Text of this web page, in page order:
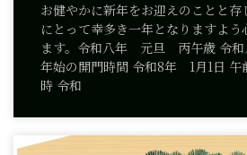
お健やかに新年をお迎えのことと存
にとって幸多き一年となりますよ
ます。令和八年 元旦 丙午歳 令
年始の開門時間 令和8年 1月1日
時 令和